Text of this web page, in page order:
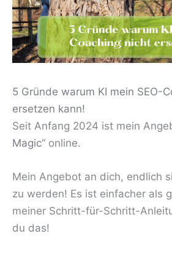
5 Gründe warum KI mein SEO-
ersetzen kann!
Seit Anfang 2024 ist mein
Magic“ online.
Mein Angebot an dich, endlich
zu werden! Es ist einfacher als
meiner Schritt-für-Schritt-
du das!